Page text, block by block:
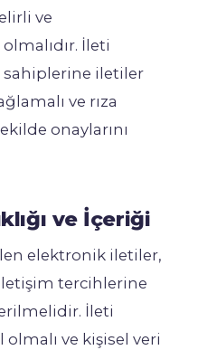
ve
İleti
sahiplerine iletiler
ve rıza
onaylarını
ve İçeriği
elektronik iletiler,
tercihlerine
İleti
olmalı ve kişisel veri